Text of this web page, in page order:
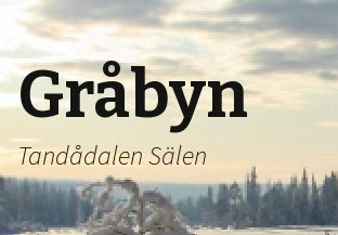
Gråbyn
Tandådalen Sälen